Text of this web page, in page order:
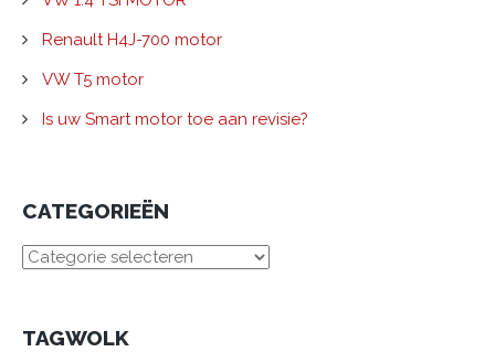
Renault H4J-700 motor
VW T5 motor
Is uw Smart motor toe aan revisie?
CATEGORIEËN
CATEGORIEËN
TAGWOLK